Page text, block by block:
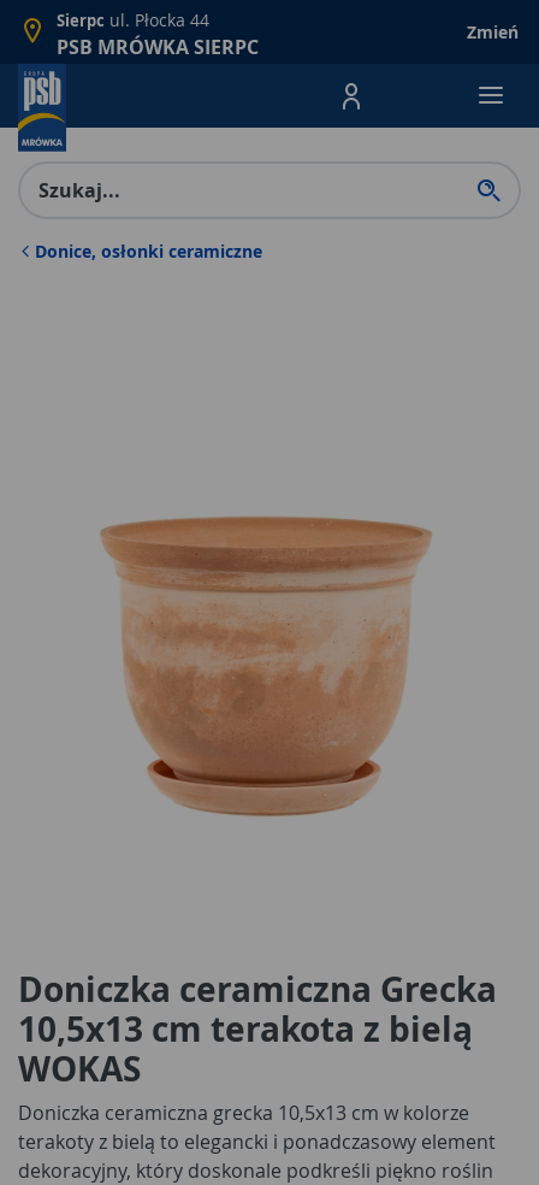
Sierpc ul. Płocka 44
PSB MRÓWKA SIERPC
Zmień
Menu Produktów,
Donice, osłonki ceramiczne
Doniczka ceramiczna Grecka
10,5x13 cm terakota z bielą
WOKAS
Doniczka ceramiczna grecka 10,5x13 cm w kolorze
terakoty z bielą to elegancki i ponadczasowy element
dekoracyjny, który doskonale podkreśli piękno roślin